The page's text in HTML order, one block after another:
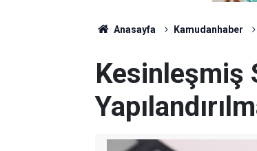
Anasayfa Kamudanhaber
Kesinleşmiş